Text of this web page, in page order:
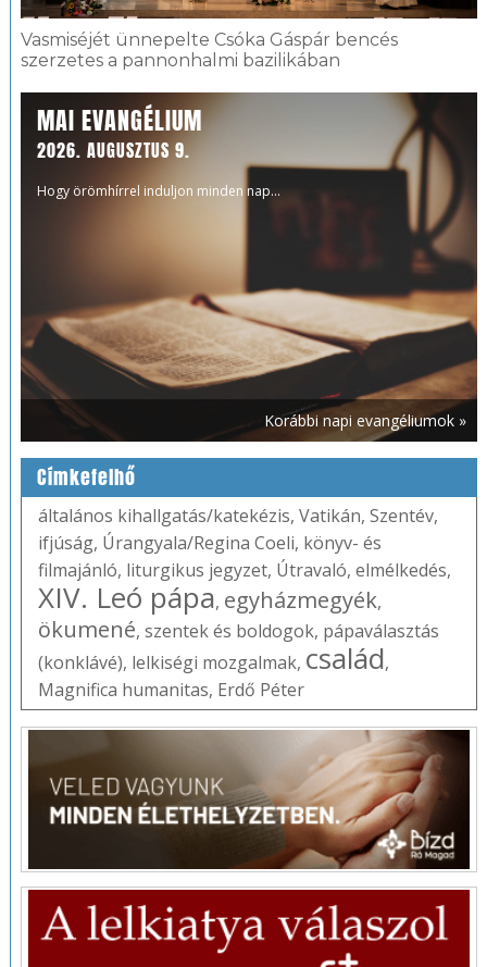
Vasmiséjét ünnepelte Csóka Gáspár bencés
szerzetes a pannonhalmi bazilikában
MAI EVANGÉLIUM
2026. AUGUSZTUS 9.
Hogy örömhírrel induljon minden nap...
Korábbi napi evangéliumok »
Címkefelhő
általános kihallgatás/katekézis, Vatikán, Szentév,
ifjúság, Úrangyala/Regina Coeli, könyv- és
filmajánló, liturgikus jegyzet, Útravaló, elmélkedés,
XIV. Leó pápa, egyházmegyék,
ökumené, szentek és boldogok, pápaválasztás
(konklávé), lelkiségi mozgalmak, család,
Magnifica humanitas, Erdő Péter